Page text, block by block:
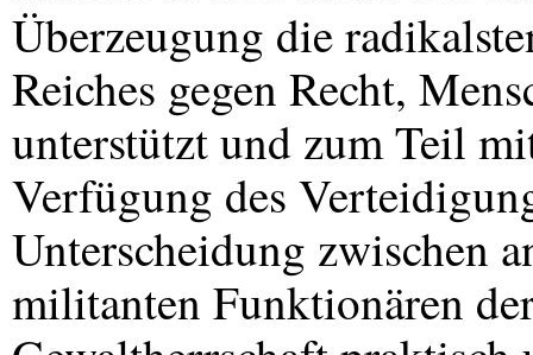
Überzeugung die
Reiches gegen Recht,
unterstützt und zum Teil
Verfügung des
Unterscheidung zwischen
militanten Funktionären